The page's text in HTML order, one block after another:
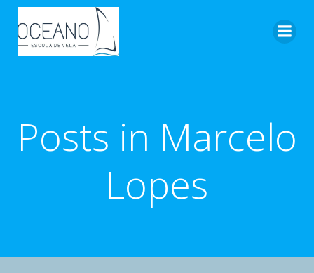
Posts in Marcelo
Lopes